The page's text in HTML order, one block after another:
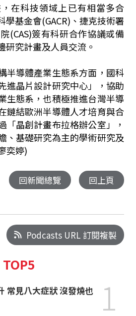
在科技領域上已有相當多合
學基金會(GACR)、捷克技術署
(CAS)簽有科研合作協議或備
研究計畫及人員交流。
半導體產業生態系方面，國科
進晶片設計研究中心」，協助
生態系，也積極推進台灣半導
鏈結歐洲半導體人才培育與合
「晶創計畫布拉格辦公室」，
、基礎研究為主的學術研究及
奕婷)
回新聞總覽 回上頁
Podcasts URL 訂閱複製
1